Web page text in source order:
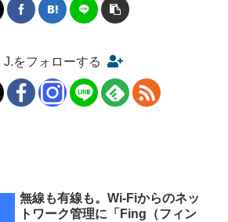
J.をフォローする
無線も有線も。Wi-Fiからのネッ
トワーク管理に「Fing（フィン